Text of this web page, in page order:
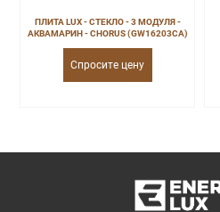
ПЛИТА LUX - СТЕКЛО - 3 МОДУЛЯ -
АКВАМАРИН - CHORUS (GW16203CA)
Спросите цену